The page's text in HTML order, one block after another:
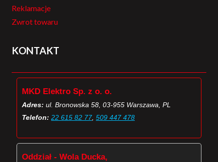
Reklamacje
Zwrot towaru
KONTAKT
MKD Elektro Sp. z o. o.
Adres: ul. Bronowska 58, 03-955 Warszawa, PL
Telefon: 22 615 82 77, 509 447 478
Oddział - Wola Ducka,